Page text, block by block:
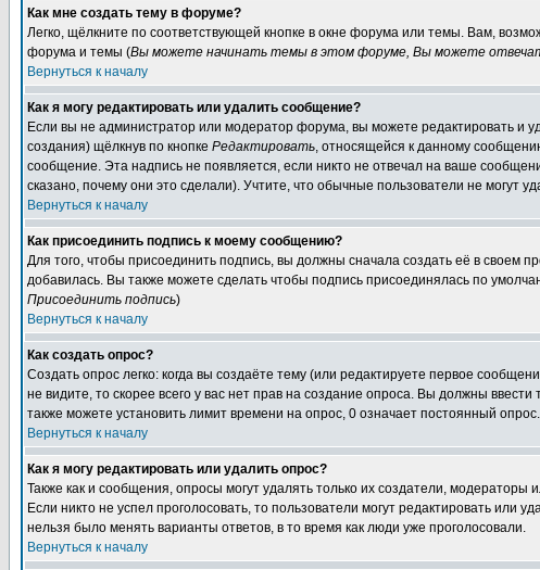
Как мне создать тему в форуме?
Легко, щёлкните по соответствующей кнопке в окне форума или темы. Вам,
форума и темы (Вы можете начинать темы в этом форуме, Вы можете
Вернуться к началу
Как я могу редактировать или удалить сообщение?
Если вы не администратор или модератор форума, вы можете редактировать и
создания) щёлкнув по кнопке Редактировать, относящейся к данному
сообщение. Эта надпись не появляется, если никто не отвечал на ваше
сказано, почему они это сделали). Учтите, что обычные пользователи не могут
Вернуться к началу
Как присоединить подпись к моему сообщению?
Для того, чтобы присоединить подпись, вы должны сначала создать её в своем
добавилась. Вы также можете сделать чтобы подпись присоединялась по
Присоединить подпись)
Вернуться к началу
Как создать опрос?
Создать опрос легко: когда вы создаёте тему (или редактируете первое
не видите, то скорее всего у вас нет прав на создание опроса. Вы должны
также можете установить лимит времени на опрос, 0 означает постоянный
Вернуться к началу
Как я могу редактировать или удалить опрос?
Также как и сообщения, опросы могут удалять только их создатели,
Если никто не успел проголосовать, то пользователи могут редактировать или
нельзя было менять варианты ответов, в то время как люди уже проголосовали.
Вернуться к началу